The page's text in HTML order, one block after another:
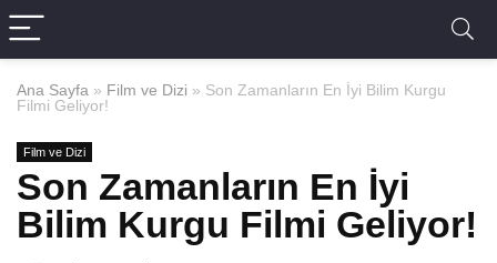
Ana Sayfa » Film ve Dizi » Son Zamanların En İyi Bilim Kurgu
Filmi Geliyor!
Film ve Dizi
Son Zamanların En İyi
Bilim Kurgu Filmi Geliyor!